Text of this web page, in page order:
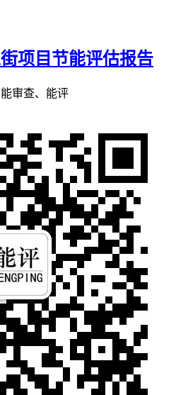
项目节能评估报告
审查、能评